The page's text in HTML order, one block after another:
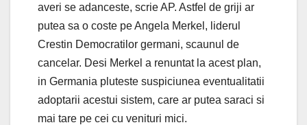
averi se adanceste, scrie AP. Astfel de griji ar
putea sa o coste pe Angela Merkel, liderul
Crestin Democratilor germani, scaunul de
cancelar. Desi Merkel a renuntat la acest plan,
in Germania pluteste suspiciunea eventualitatii
adoptarii acestui sistem, care ar putea saraci si
mai tare pe cei cu venituri mici.